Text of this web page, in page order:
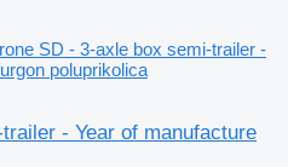
SD - 3-axle box semi-trailer -
poluprikolica
- Year of manufacture